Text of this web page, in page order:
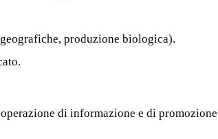
produzione biologica).
di informazione e di